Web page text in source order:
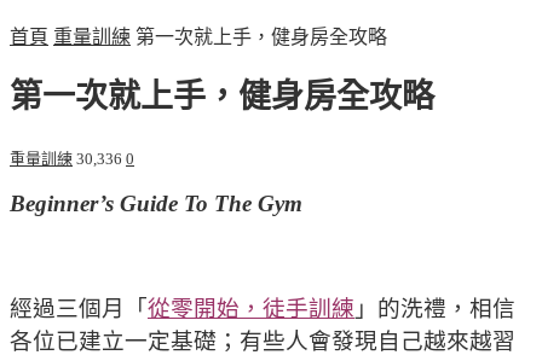
首頁 重量訓練 第一次就上手，健身房全攻略
第一次就上手，健身房全攻略
重量訓練 30,336 0
Beginner’s Guide To The Gym
經過三個月「從零開始，徒手訓練 」的洗禮，相信
各位已建立一定基礎；有些人會發現自己越來越習